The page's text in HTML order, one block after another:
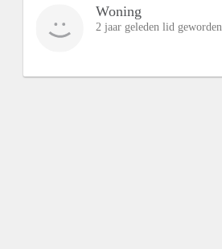
Woning
2 jaar geleden lid geworden